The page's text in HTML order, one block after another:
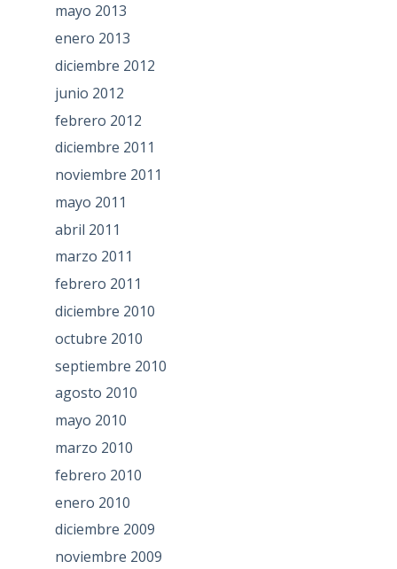
mayo 2013
enero 2013
diciembre 2012
junio 2012
febrero 2012
diciembre 2011
noviembre 2011
mayo 2011
abril 2011
marzo 2011
febrero 2011
diciembre 2010
octubre 2010
septiembre 2010
agosto 2010
mayo 2010
marzo 2010
febrero 2010
enero 2010
diciembre 2009
noviembre 2009